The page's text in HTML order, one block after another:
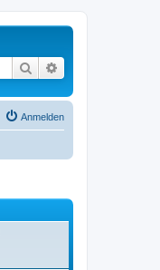
Suche
Anmelden